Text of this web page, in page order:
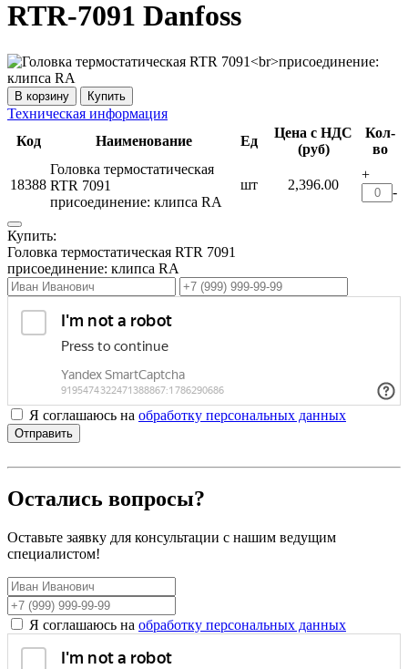
RTR-7091 Danfoss
Купить
Техническая информация
Код
Наименование Ед
Цена с НДС
(руб)
Кол-
во
18388
Головка термостатическая
RTR 7091
присоединение: клипса RA
шт 2,396.00
+
-
Купить:
Головка термостатическая RTR 7091
присоединение: клипса RA
Я соглашаюсь на обработку персональных данных
Отправить
Остались вопросы?
Оставьте заявку для консультации с нашим ведущим
специалистом!
Я соглашаюсь на обработку персональных данных